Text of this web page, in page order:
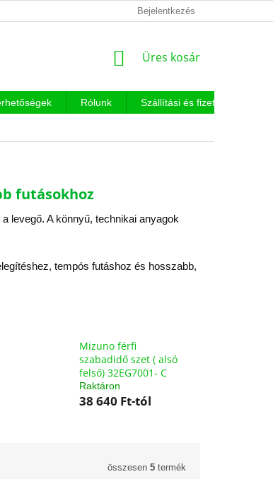
Bejelentkezés
KOSÁR
Üres kosár
Rólunk Szállítási és fizetési feltételek
futásokhoz
levegő. A könnyű, technikai anyagok
tempós futáshoz és hosszabb,
Mizuno férfi
szabadidő szet ( alsó
felső) 32EG7001- C
Raktáron
38 640 Ft-tól
összesen 5 termék